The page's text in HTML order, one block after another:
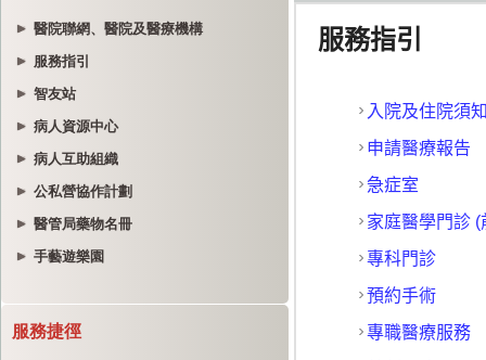
醫院聯網、醫院及醫療機構
服務指引
智友站
病人資源中心
病人互助組織
公私營協作計劃
醫管局藥物名冊
手藝遊樂園
服務捷徑